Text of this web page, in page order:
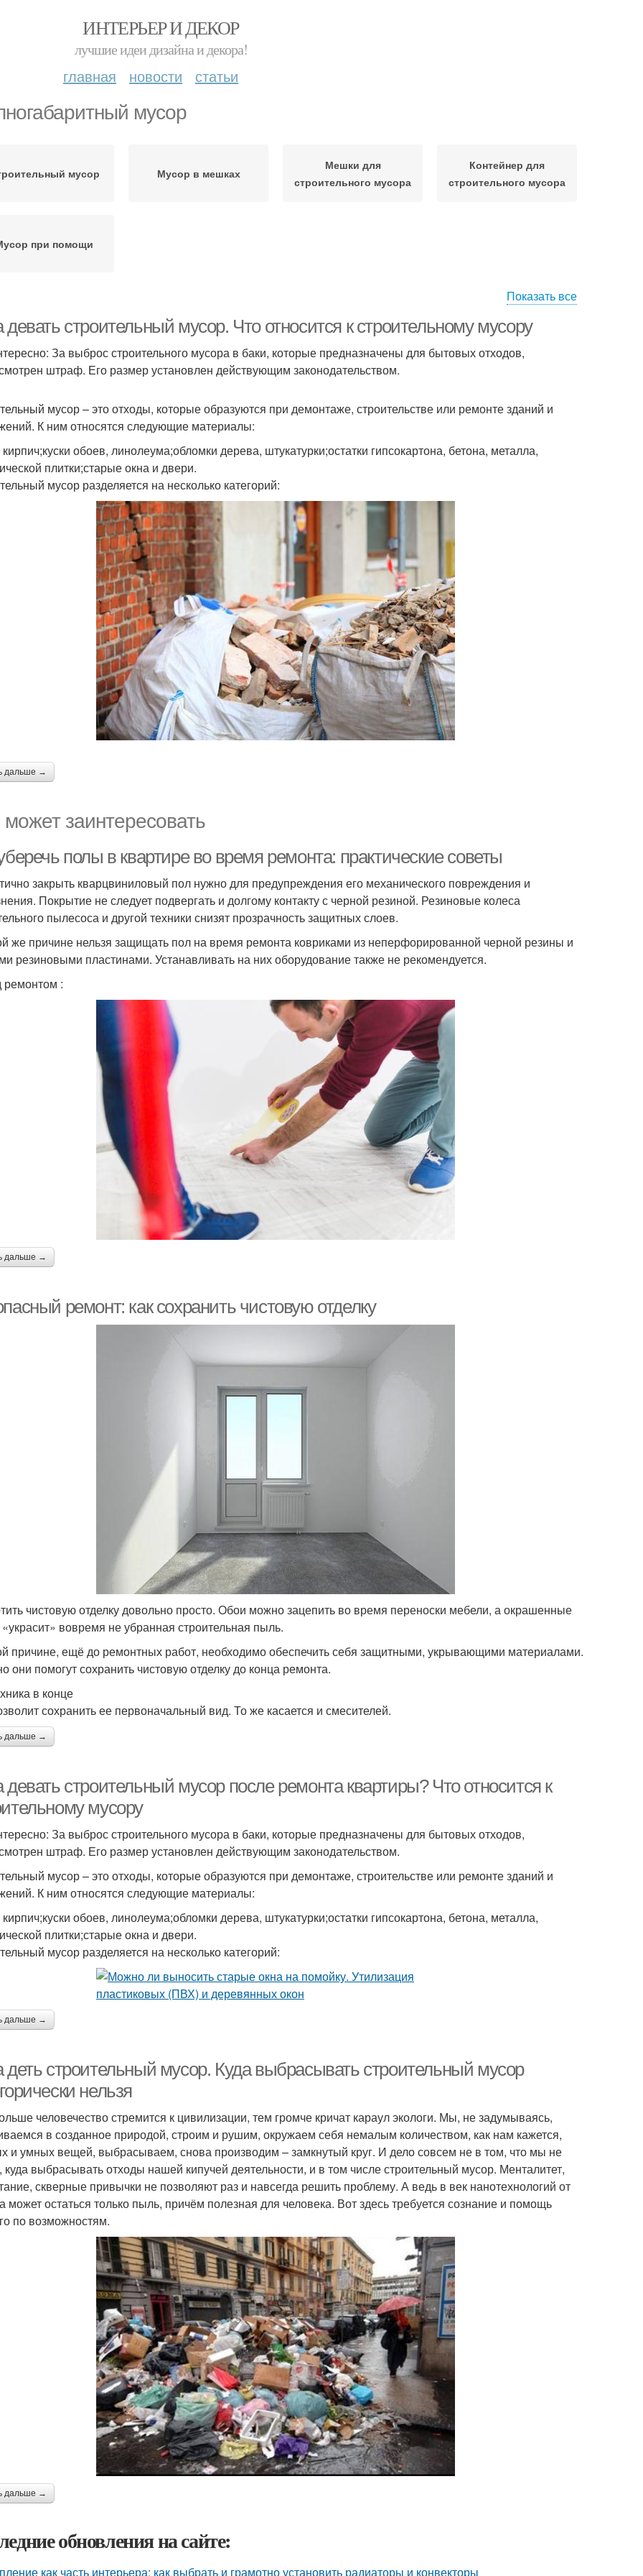
ИНТЕРЬЕР И ДЕКОР
лучшие идеи дизайна и декора!
главная новости статьи
мусор
мусор Мусор в мешках
Мешки для
строительного мусора
Контейнер для
строительного мусора
при помощи
Показать все
девать строительный мусор. Что относится к строительному мусору
За выброс строительного мусора в баки, которые предназначены для бытовых отходов,
штраф. Его размер установлен действующим законодательством.
мусор – это отходы, которые образуются при демонтаже, строительстве или ремонте зданий и
К ним относятся следующие материалы:
обоев, линолеума;обломки дерева, штукатурки;остатки гипсокартона, бетона, металла,
плитки;старые окна и двери.
мусор разделяется на несколько категорий:
дальше →
заинтересовать
полы в квартире во время ремонта: практические советы
закрыть кварцвиниловый пол нужно для предупреждения его механического повреждения и
Покрытие не следует подвергать и долгому контакту с черной резиной. Резиновые колеса
пылесоса и другой техники снизят прозрачность защитных слоев.
же причине нельзя защищать пол на время ремонта ковриками из неперфорированной черной резины и
резиновыми пластинами. Устанавливать на них оборудование также не рекомендуется.
ремонтом :
дальше →
ремонт: как сохранить чистовую отделку
чистовую отделку довольно просто. Обои можно зацепить во время переноски мебели, а окрашенные
вовремя не убранная строительная пыль.
причине, ещё до ремонтных работ, необходимо обеспечить себя защитными, укрывающими материалами.
они помогут сохранить чистовую отделку до конца ремонта.
в конце
сохранить ее первоначальный вид. То же касается и смесителей.
дальше →
девать строительный мусор после ремонта квартиры? Что относится к
мусору
За выброс строительного мусора в баки, которые предназначены для бытовых отходов,
штраф. Его размер установлен действующим законодательством.
мусор – это отходы, которые образуются при демонтаже, строительстве или ремонте зданий и
К ним относятся следующие материалы:
обоев, линолеума;обломки дерева, штукатурки;остатки гипсокартона, бетона, металла,
плитки;старые окна и двери.
мусор разделяется на несколько категорий:
дальше →
деть строительный мусор. Куда выбрасывать строительный мусор
нельзя
человечество стремится к цивилизации, тем громче кричат караул экологи. Мы, не задумываясь,
в созданное природой, строим и рушим, окружаем себя немалым количеством, как нам кажется,
и умных вещей, выбрасываем, снова производим – замкнутый круг. И дело совсем не в том, что мы не
куда выбрасывать отходы нашей кипучей деятельности, и в том числе строительный мусор. Менталитет,
скверные привычки не позволяют раз и навсегда решить проблему. А ведь в век нанотехнологий от
может остаться только пыль, причём полезная для человека. Вот здесь требуется сознание и помощь
по возможностям.
дальше →
обновления на сайте:
как часть интерьера: как выбрать и грамотно установить радиаторы и конвекторы